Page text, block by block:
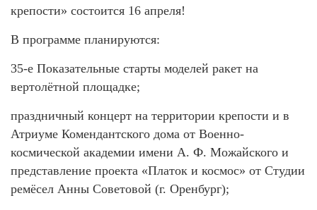
крепости» состоится 16 апреля!
В программе планируются:
35-е Показательные старты моделей ракет на
вертолётной площадке;
праздничный концерт на территории крепости и в
Атриуме Комендантского дома от Военно-
космической академии имени А. Ф. Можайского и
представление проекта «Платок и космос» от Студии
ремёсел Анны Советовой (г. Оренбург);